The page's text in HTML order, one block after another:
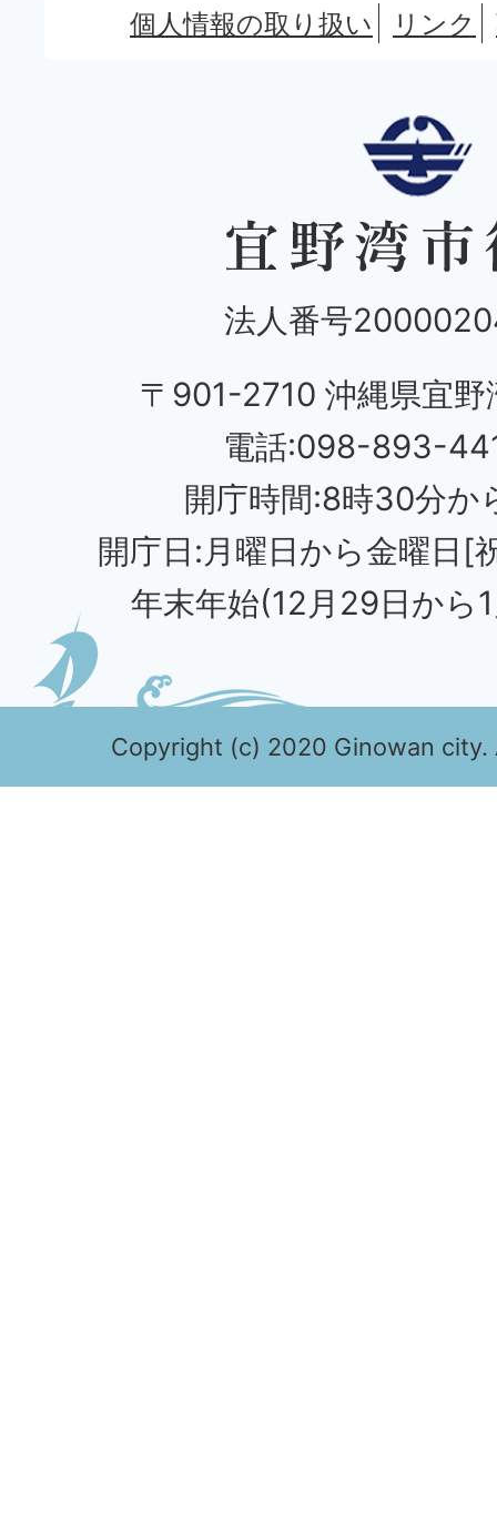
個人情報の取り扱い リンク
法人番号
〒901-2710 沖縄県宜野
電話:098-893-
開庁時間:8時30分か
開庁日:月曜日から金曜日[
年末年始(12月29日から
Copyright (c) 2020 Ginowan city.